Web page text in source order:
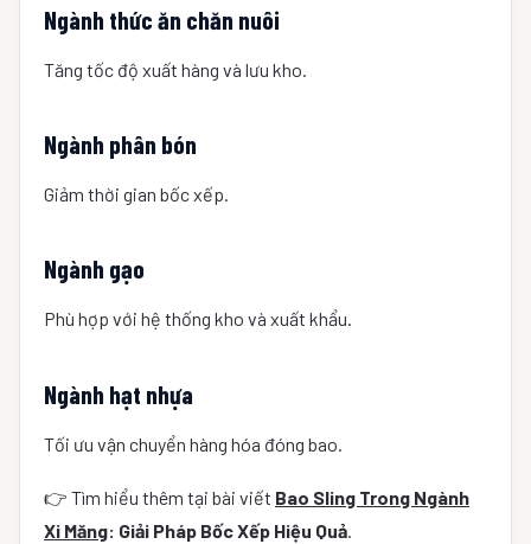
Ngành thức ăn chăn nuôi
Tăng tốc độ xuất hàng và lưu kho.
Ngành phân bón
Giảm thời gian bốc xếp.
Ngành gạo
Phù hợp với hệ thống kho và xuất khẩu.
Ngành hạt nhựa
Tối ưu vận chuyển hàng hóa đóng bao.
👉 Tìm hiểu thêm tại bài viết Bao Sling Trong Ngành
Xi Măng: Giải Pháp Bốc Xếp Hiệu Quả.